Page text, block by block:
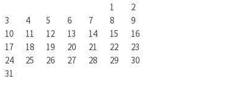
1
2
3
4 5 6 7 8
9
10
11 12 13 14 15
16
17
18 19 20 21 22
23
24
25 26 27 28 29
30
31